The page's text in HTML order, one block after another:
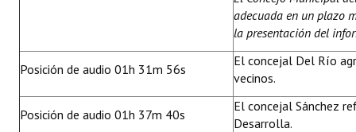
adecuada en un plazo
la presentación del
Posición de audio 01h 31m 56s
El concejal Del Río
vecinos.
Posición de audio 01h 37m 40s
El concejal Sánchez
Desarrolla.